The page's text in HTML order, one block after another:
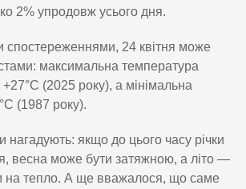
2% упродовж усього дня.
спостереженнями, 24 квітня може
максимальна температура
(2025 року), а мінімальна
(1987 року).
нагадують: якщо до цього часу річки
весна може бути затяжною, а літо —
на тепло. А ще вважалося, що саме